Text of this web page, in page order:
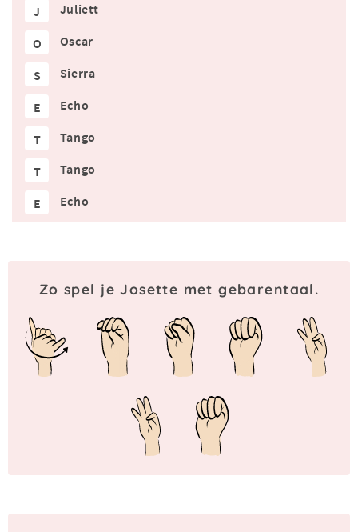
J Juliett
O Oscar
S Sierra
E Echo
T Tango
T Tango
E Echo
Zo spel je Josette met gebarentaal.